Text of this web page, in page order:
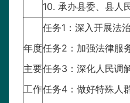
10. 承办县委、县人
年度
主要
工作
任务1：深入开展法
任务2：加强法律服
任务3：深化人民调
任务4：做好特殊人